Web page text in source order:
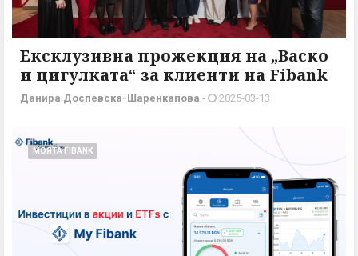
Ексклузивна прожекция на „Васко
и цигулката“ за клиенти на Fibank
Данира Доспевска-Шаренкапова - 2025-03-13
МОЯТА FIBANK